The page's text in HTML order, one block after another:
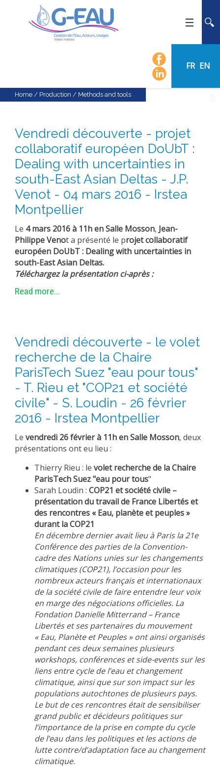
FR EN
NEWS
FLOW CHART
STAFF
SCIENTIFIC FIELDS
TEAMS
RECRUITMENT
RESEARCH
EXPERIMENTAL PLATFORMS
GEOGRAPHIC LOCATIONS
CURRENT PROJECTS
COMPLETED PROJECTS
MASTER
ENGINEERING
EDUCATION AND TRAINING
DOCTORAL TRAINING
THESES IN PROGRESS
MOOC
PRODUCTION
METHODS AND TOOLS
SOFTWARE
PUBLICATIONS SUR HAL
THESES
WORKING PAPERS
THEMATIC NOTES
FOR THE PUBLIC
Home / Production / Methods and tools
Vendredi découverte - projet
collaboratif européen DoUbT :
Dealing with uncertainties in
south-East Asian Deltas - J.P.
Venot - 04 mars 2016 - Irstea
Montpellier
Le 4 mars 2016 à 11h en Salle Mosson, Jean-
Philippe Venot a présenté le projet collaboratif
européen DoUbT : Dealing with uncertainties in
south-East Asian Deltas.
Téléchargez la présentation ci-après :
Read more...
Vendredi découverte - le volet
recherche de la Chaire
ParisTech Suez "eau pour tous"
- T. Rieu et "COP21 et société
civile" - S. Loudin - 26 février
2016 - Irstea Montpellier
Le vendredi 26 février à 11h en Salle Mosson, deux
présentations ont eu lieu :
Thierry Rieu : le volet recherche de la Chaire
ParisTech Suez "eau pour tous"
Sarah Loudin : COP21 et société civile –
présentation du travail de France Libertés et
des rencontres « Eau, planète et peuples »
durant la COP21
En décembre dernier avait lieu à Paris la 21e
Conférence des parties de la Convention-
cadre des Nations unies sur les changements
climatiques (COP21), l’occasion pour les
nombreux acteurs français et internationaux
de la société civile de faire entendre leur voix
en marge des négociations officielles. La
Fondation Danielle Mitterrand – France
Libertés et ses partenaires du mouvement
« Eau, Planète et Peuples » ont ainsi organisés
pendant ces deux semaines plusieurs
workshops, conférences et side-events sur les
liens entre cycle de l’eau et changement
climatique, ainsi que sur son impact sur les
populations autochtones de plusieurs pays.
Le but de ces rencontres était de sensibiliser
grand public et décideurs politiques sur
l’importance de la prise en compte du cycle
de l’eau dans les politiques et les actions de
lutte contre/d’adaptation face au changement
climatique.